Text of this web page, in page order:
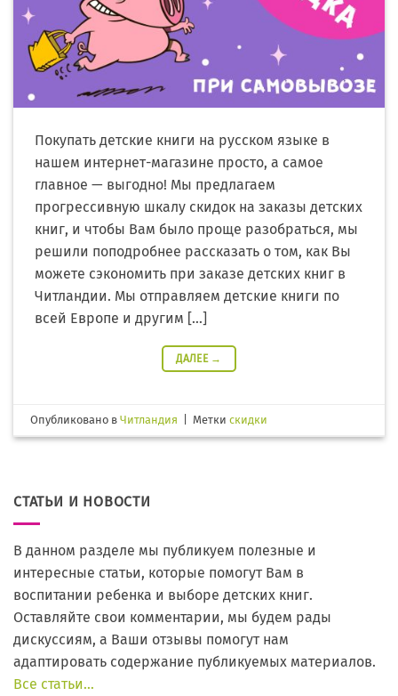
Покупать детские книги на русском языке в
нашем интернет-магазине просто, а самое
главное — выгодно! Мы предлагаем
прогрессивную шкалу скидок на заказы детских
книг, и чтобы Вам было проще разобраться, мы
решили поподробнее рассказать о том, как Вы
можете сэкономить при заказе детских книг в
Читландии. Мы отправляем детские книги по
всей Европе и другим […]
ДАЛЕЕ →
Опубликовано вЧитландия Меткискидки
СТАТЬИ И НОВОСТИ
В данном разделе мы публикуем полезные и
интересные статьи, которые помогут Вам в
воспитании ребенка и выборе детских книг.
Оставляйте свои комментарии, мы будем рады
дискуссиям, а Ваши отзывы помогут нам
адаптировать содержание публикуемых материалов.
Все статьи…